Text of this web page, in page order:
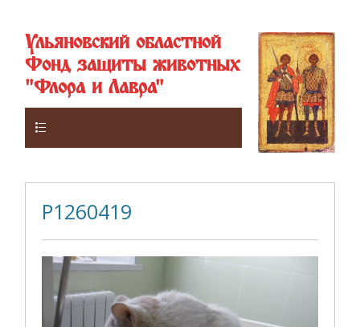
Ульяновский областной
Фонд защиты животных
"Флора и Лавра"
P1260419